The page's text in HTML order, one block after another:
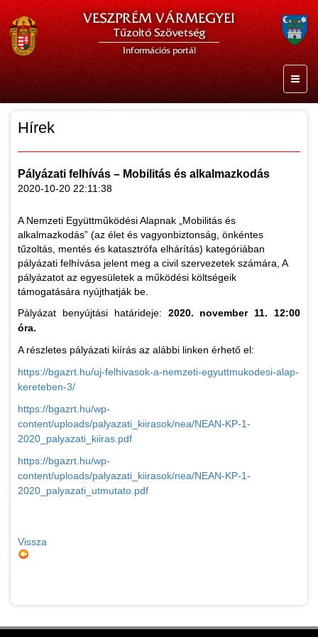
VESZPRÉM VÁRMEGYEI
Tűzoltó Szövetség
Információs portál
Hírek
Pályázati felhívás – Mobilitás és alkalmazkodás
2020-10-20 22:11:38
A Nemzeti Együttműködési Alapnak „Mobilitás és
alkalmazkodás” (az élet és vagyonbiztonság, önkéntes
tűzoltás, mentés és katasztrófa elhárítás) kategóriában
pályázati felhívása jelent meg a civil szervezetek számára, A
pályázatot az egyesületek a működési költségeik
támogatására nyújthatják be.
Pályázat benyújtási határideje: 2020. november 11. 12:00
óra.
A részletes pályázati kiírás az alábbi linken érhető el:
https://bgazrt.hu/uj-felhivasok-a-nemzeti-egyuttmukodesi-alap-
kereteben-3/
https://bgazrt.hu/wp-
content/uploads/palyazati_kiirasok/nea/NEAN-KP-1-
2020_palyazati_kiiras.pdf
https://bgazrt.hu/wp-
content/uploads/palyazati_kiirasok/nea/NEAN-KP-1-
2020_palyazati_utmutato.pdf
Vissza